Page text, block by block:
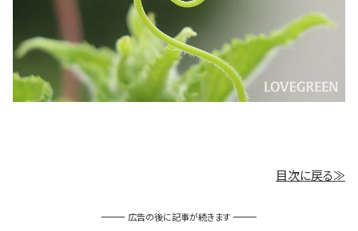
目次に戻る≫
広告の後に記事が続きます